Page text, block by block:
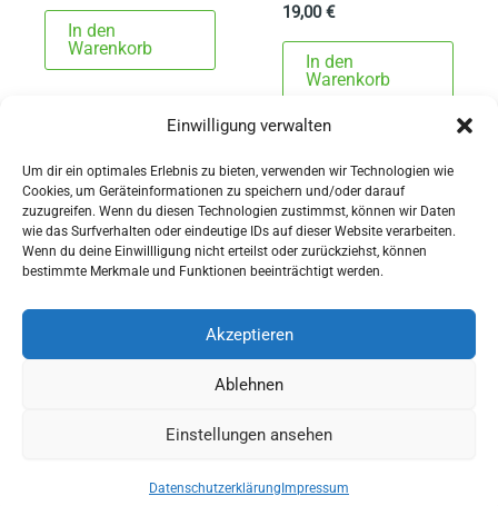
Einwilligung verwalten
Um dir ein optimales Erlebnis zu bieten, verwenden wir Technologien wie
Cookies, um Geräteinformationen zu speichern und/oder darauf
zuzugreifen. Wenn du diesen Technologien zustimmst, können wir Daten
wie das Surfverhalten oder eindeutige IDs auf dieser Website verarbeiten.
Wenn du deine Einwillligung nicht erteilst oder zurückziehst, können
bestimmte Merkmale und Funktionen beeinträchtigt werden.
Akzeptieren
Ablehnen
Einstellungen ansehen
Datenschutzerklärung Impressum
In den
Warenkorb
19,00€
In den
Warenkorb
AGBs
Widerrufsbelehrung
Copyright © 2026 - Sattlerei Meinecke